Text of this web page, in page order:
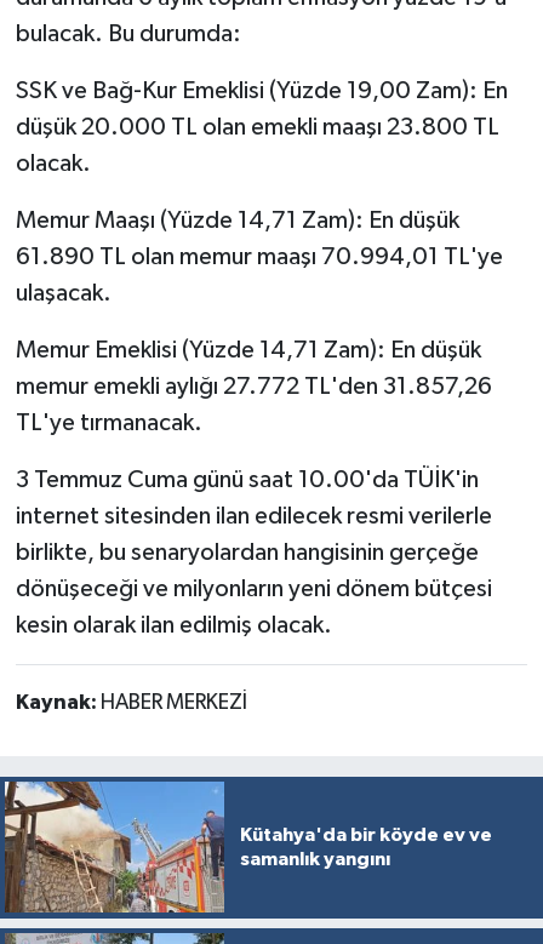
bulacak. Bu durumda:
SSK ve Bağ-Kur Emeklisi (Yüzde 19,00 Zam): En
düşük 20.000 TL olan emekli maaşı 23.800 TL
olacak.
Memur Maaşı (Yüzde 14,71 Zam): En düşük
61.890 TL olan memur maaşı 70.994,01 TL'ye
ulaşacak.
Memur Emeklisi (Yüzde 14,71 Zam): En düşük
memur emekli aylığı 27.772 TL'den 31.857,26
TL'ye tırmanacak.
3 Temmuz Cuma günü saat 10.00'da TÜİK'in
internet sitesinden ilan edilecek resmi verilerle
birlikte, bu senaryolardan hangisinin gerçeğe
dönüşeceği ve milyonların yeni dönem bütçesi
kesin olarak ilan edilmiş olacak.
Kaynak: HABER MERKEZİ
Kütahya'da bir köyde ev ve
samanlık yangını